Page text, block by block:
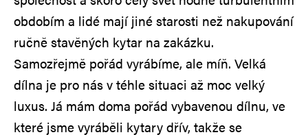
obdobím a lidé mají jiné starosti než nakupování
ručně stavěných kytar na zakázku.
Samozřejmě pořád vyrábíme, ale míň. Velká
dílna je pro nás v téhle situaci až moc velký
luxus. Já mám doma pořád vybavenou dílnu, ve
které jsme vyráběli kytary dřív, takže se